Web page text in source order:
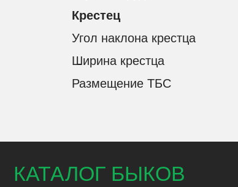
Крестец
Угол наклона крестца
Ширина крестца
Размещение ТБС
ДОКУМЕНТАЦИЯ
РИСЦ